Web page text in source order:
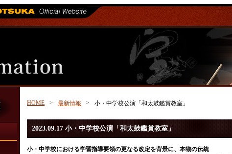
HOME > 最新情報 > 小・中学校公演「和太鼓鑑賞教室」
2023.09.17 小・中学校公演「和太鼓鑑賞教室」
小・中学校における学習指導要領の更なる改定を背景に、本物の伝統